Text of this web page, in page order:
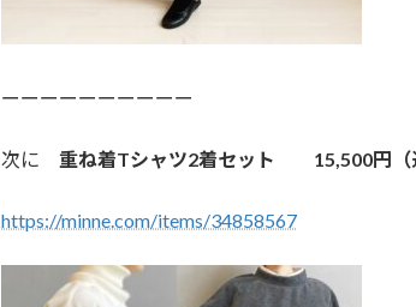
ーーーーーーーーーー
次に重ね着Tシャツ2着セット 15,500円（
https://minne.com/items/34858567